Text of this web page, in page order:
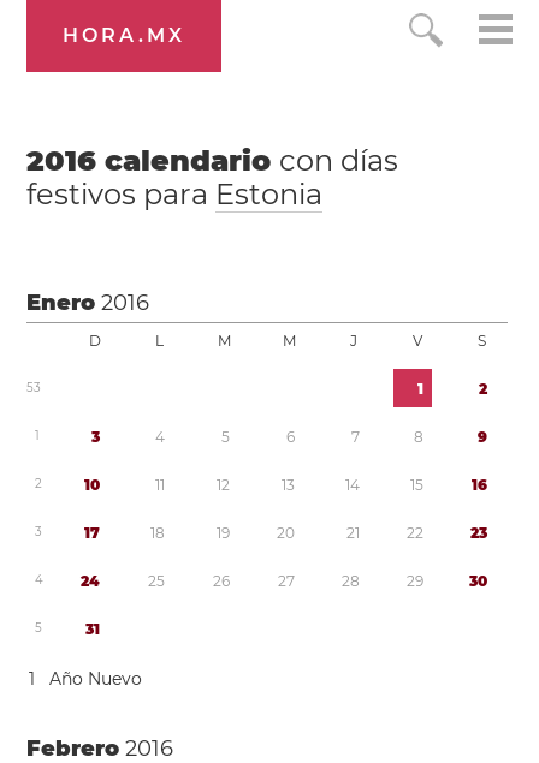
HORA.MX
2016 calendario con días
festivos para Estonia
Enero2016
D L M M J V S
53 1 2
1 3 4 5 6 7 8 9
2 10 11 12 13 14 15 16
3 17 18 19 20 21 22 23
4 24 25 26 27 28 29 30
5 31
1 Año Nuevo
Febrero2016